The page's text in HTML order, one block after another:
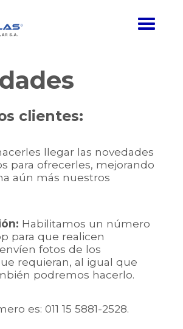
clientes:
llegar las novedades
para ofrecerles, mejorando
aún más nuestros
Habilitamos un número
para que realicen
fotos de los
requieran, al igual que
podremos hacerlo.
es: 011 15 5881-2528.